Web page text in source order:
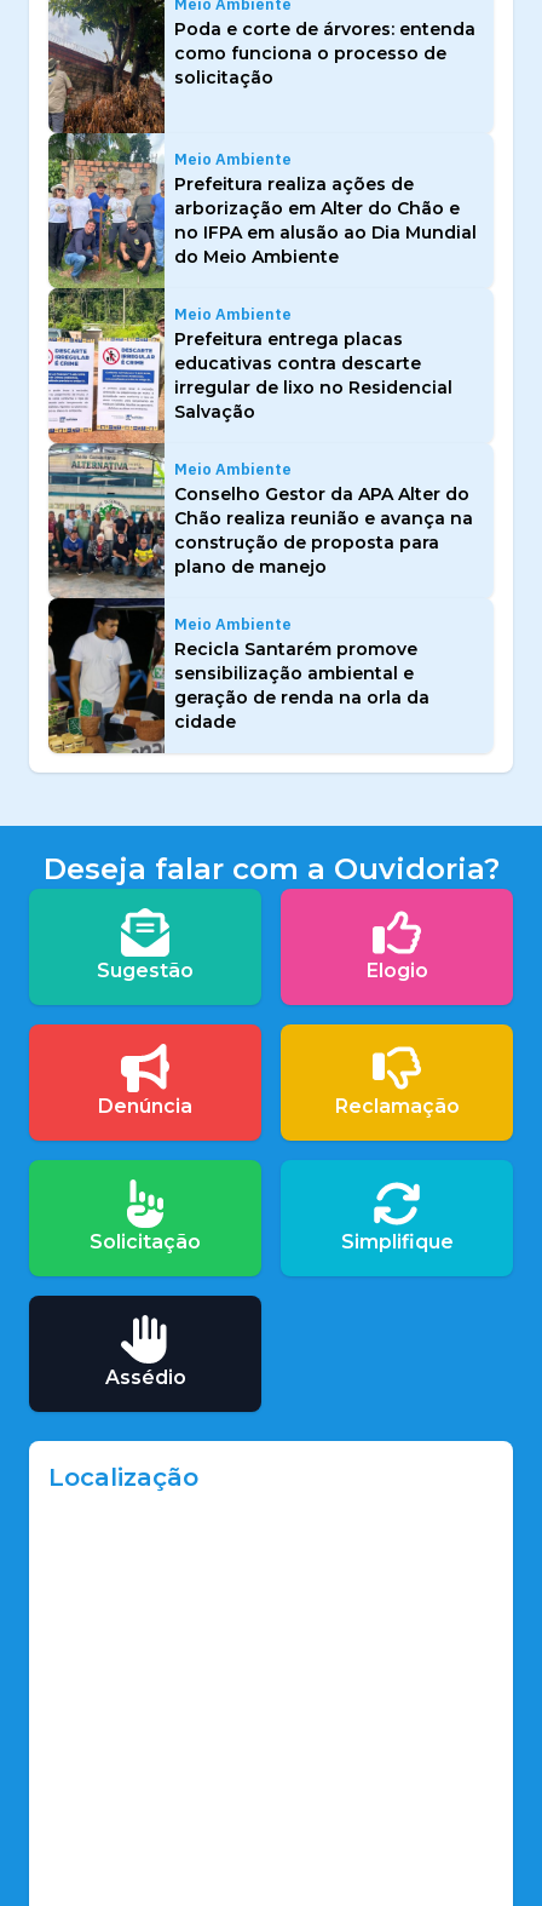
Poda e corte de árvores: entenda
como funciona o processo de
solicitação
Meio Ambiente
Prefeitura realiza ações de
arborização em Alter do Chão e
no IFPA em alusão ao Dia Mundial
do Meio Ambiente
Meio Ambiente
Prefeitura entrega placas
educativas contra descarte
irregular de lixo no Residencial
Salvação
Meio Ambiente
Conselho Gestor da APA Alter do
Chão realiza reunião e avança na
construção de proposta para
plano de manejo
Meio Ambiente
Recicla Santarém promove
sensibilização ambiental e
geração de renda na orla da
cidade
Deseja falar com a Ouvidoria?
Sugestão Elogio
Denúncia Reclamação
Solicitação Simplifique
Assédio
Localização